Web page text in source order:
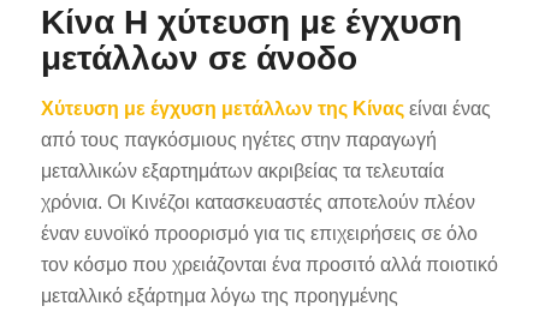
Κίνα Η χύτευση με έγχυση
μετάλλων σε άνοδο
Χύτευση με έγχυση μετάλλων της Κίναςείναι ένας
από τους παγκόσμιους ηγέτες στην παραγωγή
μεταλλικών εξαρτημάτων ακριβείας τα τελευταία
χρόνια. Οι Κινέζοι κατασκευαστές αποτελούν πλέον
έναν ευνοϊκό προορισμό για τις επιχειρήσεις σε όλο
τον κόσμο που χρειάζονται ένα προσιτό αλλά ποιοτικό
μεταλλικό εξάρτημα λόγω της προηγμένης